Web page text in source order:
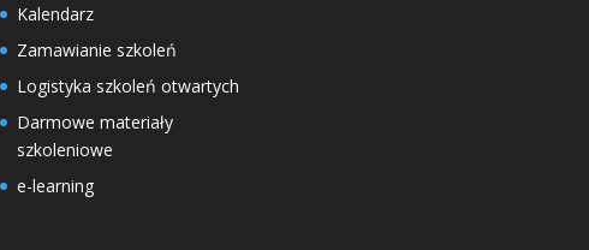
Kalendarz
Zamawianie szkoleń
Logistyka szkoleń otwartych
Darmowe materiały
szkoleniowe
e-learning